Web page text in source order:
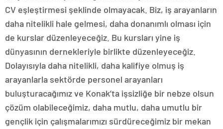
CV eşleştirmesi şeklinde olmayacak. Biz, iş arayanların
daha nitelikli hale gelmesi, daha donanımlı olması için
de kurslar düzenleyeceğiz. Bu kursları yine iş
dünyasının dernekleriyle birlikte düzenleyeceğiz.
Dolayısıyla daha nitelikli, daha kalifiye olmuş iş
arayanlarla sektörde personel arayanları
buluşturacağımız ve Konak’ta işsizliğe bir nebze olsun
çözüm olabileceğimiz, daha mutlu, daha umutlu bir
gençlik için çalışmalarımızı sürdüreceğimiz bir mekan